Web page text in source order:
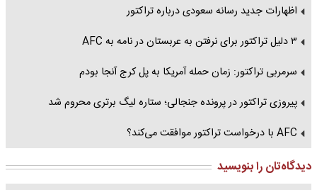
اظهارات جدید رسانه سعودی درباره تراکتور
۳ دلیل تراکتور برای نرفتن به عربستان در نامه به AFC
سرمربی تراکتور: زمان حمله آمریکا به پل کرج آنجا بودم
پیروزی تراکتور در پرونده جنجالی؛ ستاره لیگ برتری محروم شد
AFC با درخواست تراکتور موافقت می‌کند؟
دیدگاه‌تان را بنویسید